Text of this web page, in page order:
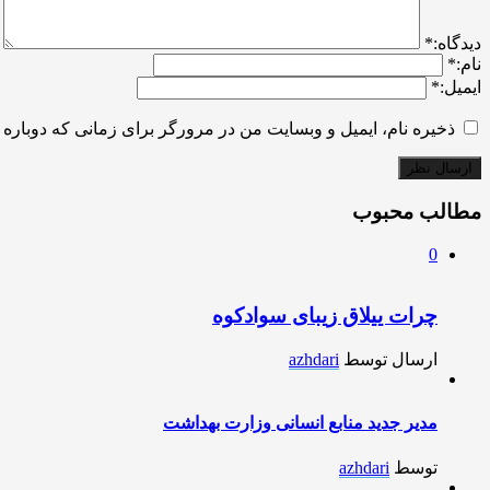
ديدگاه:*
نام:*
ایمیل:*
ذخیره نام، ایمیل و وبسایت من در مرورگر برای زمانی که
مطالب محبوب
0
چرات ییلاق زیبای سوادکوه
ارسال توسط azhdari
مدیر جدید منابع انسانی وزارت بهداشت
توسط azhdari